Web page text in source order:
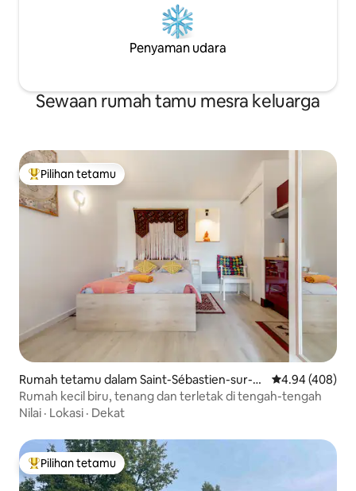
Penyaman udara
Sewaan rumah tamu mesra keluarga
Pilihan utama tetamu
Pilihan tetamu
Rumah tetamu dalam Saint-Sébastien-sur-L
oire
Penarafan
4.94 (408)
Rumah kecil biru, tenang dan terletak di tengah-tengah
Nilai · Lokasi · Dekat
Pilihan utama tetamu
Pilihan tetamu